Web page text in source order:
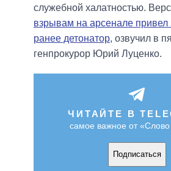
служебной халатностью.
взрывам на арсенале
ранее детонатор, озвучил в
генпрокурор Юрий Луценко.
ЧИТАЙТЕ В
самое важное от
Подписаться